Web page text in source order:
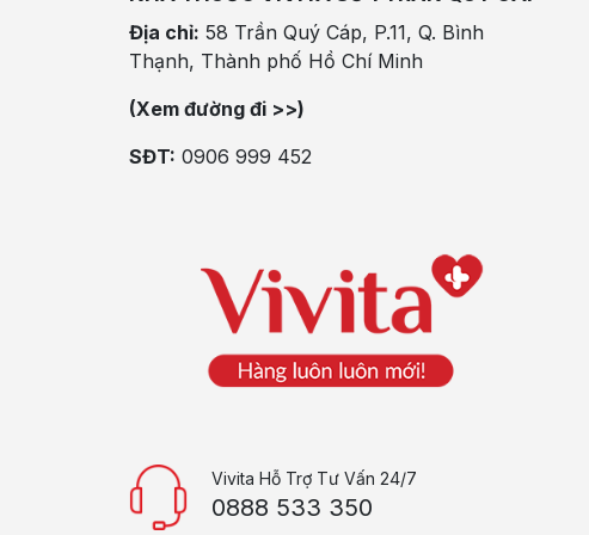
Địa chỉ: 58 Trần Quý Cáp, P.11, Q. Bình
Thạnh, Thành phố Hồ Chí Minh
(Xem đường đi >>)
SĐT: 0906 999 452
Vivita Hỗ Trợ Tư Vấn 24/7
0888 533 350